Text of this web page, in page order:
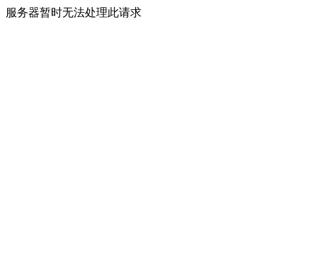
服务器暂时无法处理此请求